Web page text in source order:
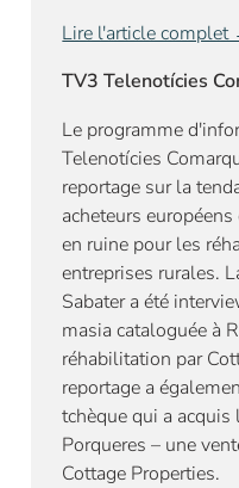
Lire l'article complet
TV3 Telenotícies
Le programme
Telenotícies
reportage sur la
acheteurs
en ruine pour les
entreprises rurales.
Sabater a été
masia cataloguée à
réhabilitation par
reportage a
tchèque qui a
Porqueres – une
Cottage Properties.